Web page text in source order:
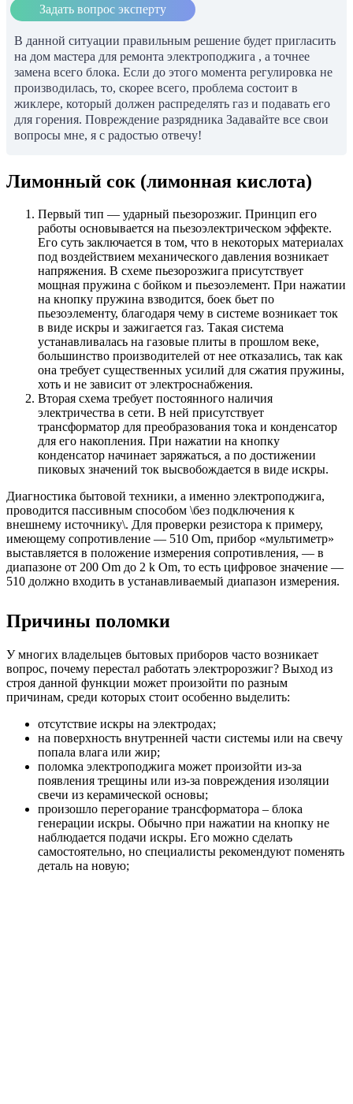
Задать вопрос эксперту
В данной ситуации правильным решение будет пригласить
на дом мастера для ремонта электроподжига , а точнее
замена всего блока. Если до этого момента регулировка не
производилась, то, скорее всего, проблема состоит в
жиклере, который должен распределять газ и подавать его
для горения. Повреждение разрядника Задавайте все свои
вопросы мне, я с радостью отвечу!
Лимонный сок (лимонная кислота)
Первый тип — ударный пьезорозжиг. Принцип его
работы основывается на пьезоэлектрическом эффекте.
Его суть заключается в том, что в некоторых материалах
под воздействием механического давления возникает
напряжения. В схеме пьезорозжига присутствует
мощная пружина с бойком и пьезоэлемент. При нажатии
на кнопку пружина взводится, боек бьет по
пьезоэлементу, благодаря чему в системе возникает ток
в виде искры и зажигается газ. Такая система
устанавливалась на газовые плиты в прошлом веке,
большинство производителей от нее отказались, так как
она требует существенных усилий для сжатия пружины,
хоть и не зависит от электроснабжения.
Вторая схема требует постоянного наличия
электричества в сети. В ней присутствует
трансформатор для преобразования тока и конденсатор
для его накопления. При нажатии на кнопку
конденсатор начинает заряжаться, а по достижении
пиковых значений ток высвобождается в виде искры.
Диагностика бытовой техники, а именно электроподжига,
проводится пассивным способом \без подключения к
внешнему источнику\. Для проверки резистора к примеру,
имеющему сопротивление — 510 Om, прибор «мультиметр»
выставляется в положение измерения сопротивления, — в
диапазоне от 200 Om до 2 k Om, то есть цифровое значение —
510 должно входить в устанавливаемый диапазон измерения.
Причины поломки
У многих владельцев бытовых приборов часто возникает
вопрос, почему перестал работать электророзжиг? Выход из
строя данной функции может произойти по разным
причинам, среди которых стоит особенно выделить:
отсутствие искры на электродах;
на поверхность внутренней части системы или на свечу
попала влага или жир;
поломка электроподжига может произойти из-за
появления трещины или из-за повреждения изоляции
свечи из керамической основы;
произошло перегорание трансформатора – блока
генерации искры. Обычно при нажатии на кнопку не
наблюдается подачи искры. Его можно сделать
самостоятельно, но специалисты рекомендуют поменять
деталь на новую;